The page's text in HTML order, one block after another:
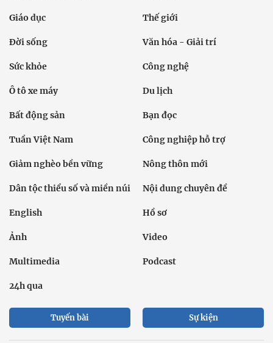
Giáo dục Thế giới
Đời sống Văn hóa - Giải trí
Sức khỏe Công nghệ
Ô tô xe máy Du lịch
Bất động sản Bạn đọc
Tuần Việt Nam Công nghiệp hỗ trợ
Giảm nghèo bền vững Nông thôn mới
Dân tộc thiểu số và miền núi Nội dung chuyên đề
English Hồ sơ
Ảnh Video
Multimedia Podcast
24h qua
Tuyến bài Sự kiện